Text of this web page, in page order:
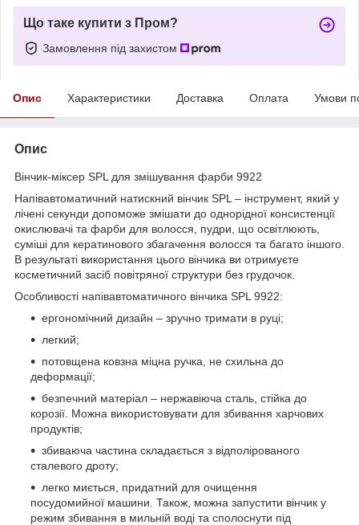
Що таке купити з Пром?
Замовлення під захистом
Опис Характеристики Доставка Оплата Умови
Опис
Вінчик-міксер SPL для змішування фарби 9922
Напівавтоматичний натискний вінчик SPL – інструмент, який у
лічені секунди допоможе змішати до однорідної консистенції
окислювачі та фарби для волосся, пудри, що освітлюють,
суміші для кератинового збагачення волосся та багато іншого.
В результаті використання цього вінчика ви отримуєте
косметичний засіб повітряної структури без грудочок.
Особливості напівавтоматичного вінчика SPL 9922:
ергономічний дизайн – зручно тримати в руці;
легкий;
потовщена ковзна міцна ручка, не схильна до
деформації;
безпечний матеріал – нержавіюча сталь, стійка до
корозії. Можна використовувати для збивання харчових
продуктів;
збиваюча частина складається з відполірованого
сталевого дроту;
легко миється, придатний для очищення
посудомийної машини. Також, можна запустити вінчик у
режим збивання в мильній воді та сполоснути під